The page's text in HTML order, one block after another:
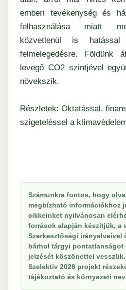
emberi tevékenység és
felhasználása miatt
közvetlenül is
felmelegedésre. Földünk
levegő CO2 szintjével
növekszik.
Részletek: Oktatással,
szigeteléssel a
Számunkra fontos, hogy
megbízható információkhoz
cikkeinket nyilvánosan
források alapján készítjük, a
Szerkesztőségi irányelveivel
bárhol tárgyi pontatlanságot
jelzését köszönettel
Szelektiv 2026 projekt
tájékoztató és környezeti